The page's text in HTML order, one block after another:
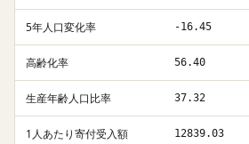
5年人口変化率 -16.45
高齢化率 56.40
生産年齢人口比率 37.32
1人あたり寄付受入額 12839.03